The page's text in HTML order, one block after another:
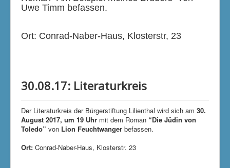
Uwe Timm befassen.
Ort: Conrad-Naber-Haus, Klosterstr, 23
30.08.17: Literaturkreis
Der Literaturkreis der Bürgerstiftung Lilienthal wird sich am 30.
August 2017, um 19 Uhr mit dem Roman “Die Jüdin von
Toledo” von Lion Feuchtwanger befassen.
Ort: Conrad-Naber-Haus, Klosterstr. 23